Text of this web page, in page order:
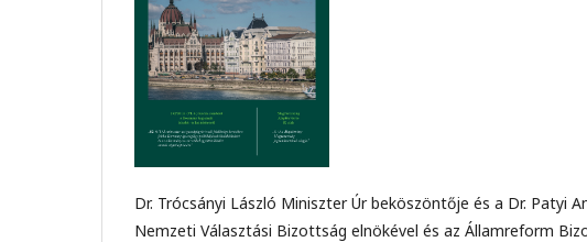
Dr. Trócsányi László Miniszter Úr beköszöntője és a Dr. Patyi
Nemzeti Választási Bizottság elnökével és az Államreform